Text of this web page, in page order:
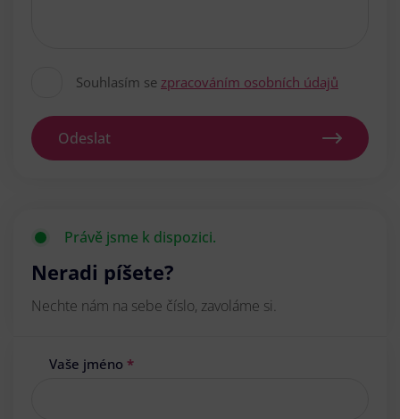
Souhlasím se zpracováním osobních údajů
Odeslat
Právě jsme k dispozici.
Neradi píšete?
Nechte nám na sebe číslo, zavoláme si.
Vaše jméno *